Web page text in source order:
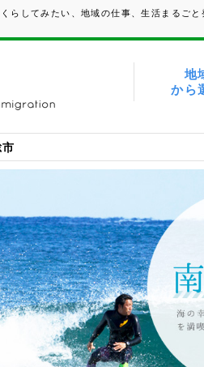
らしてみたい、地域の仕事、生活まるごと
地
から